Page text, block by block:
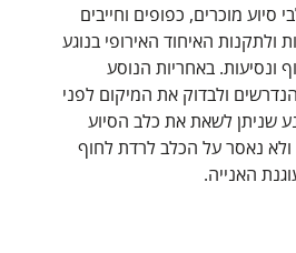
סיוע מוכרים, כפופים וחייבים
ולתקנות האיחוד האירופי בנוגע
ונסיעות. באחריות הנוסע
ולבדוק את המיקום לפני
שניתן לשאת את כלב הסיוע
ולא נאסר על הכלב לרדת לחוף
האנייה.